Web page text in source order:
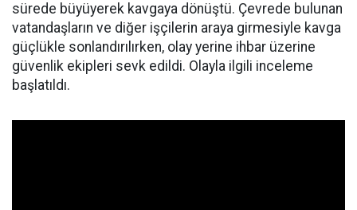
sürede büyüyerek kavgaya dönüştü. Çevrede bulunan
vatandaşların ve diğer işçilerin araya girmesiyle kavga
güçlükle sonlandırılırken, olay yerine ihbar üzerine
güvenlik ekipleri sevk edildi. Olayla ilgili inceleme
başlatıldı.